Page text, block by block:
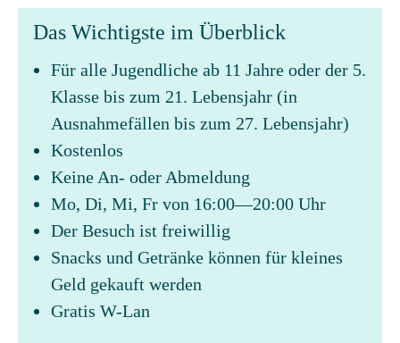
Das Wichtigste im Überblick
Für alle Jugendliche ab 11 Jahre oder der 5.
Klasse bis zum 21. Lebensjahr (in
Ausnahmefällen bis zum 27. Lebensjahr)
Kostenlos
Keine An- oder Abmeldung
Mo, Di, Mi, Fr von 16:00—20:00 Uhr
Der Besuch ist freiwillig
Snacks und Getränke können für kleines
Geld gekauft werden
Gratis W-Lan